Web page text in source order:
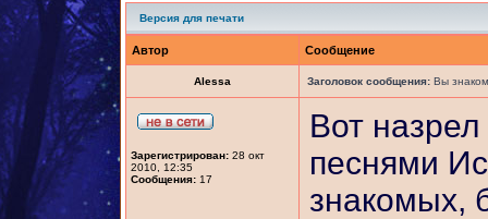
Версия для печати
Автор Сообщение
Alessa Заголовок сообщения: Вы
Зарегистрирован: 28 окт
2010, 12:35
Сообщения: 17
Вот
песнями
знакомых,